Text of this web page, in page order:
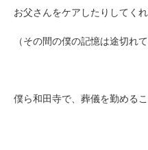
お父さんをケアしたりしてくれ
（その間の僕の記憶は途切れて
僕ら和田寺で、葬儀を勤めるこ